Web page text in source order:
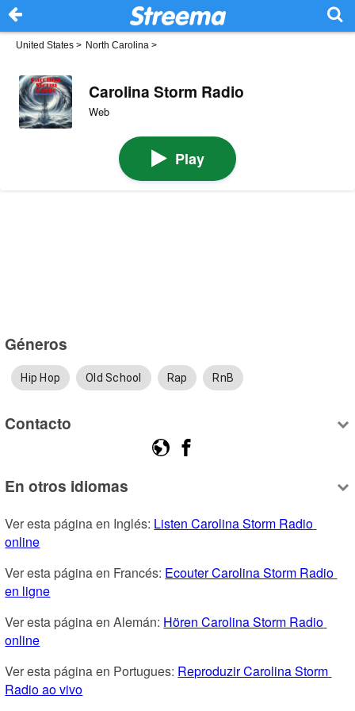
United States > North Carolina >
Carolina Storm Radio
Web
Play
Géneros
Hip Hop Old School Rap RnB
Contacto
En otros idiomas
Ver esta página en Inglés: Listen Carolina Storm Radio
online
Ver esta página en Francés: Ecouter Carolina Storm Radio
en ligne
Ver esta página en Alemán: Hören Carolina Storm Radio
online
Ver esta página en Portugues: Reproduzir Carolina Storm
Radio ao vivo